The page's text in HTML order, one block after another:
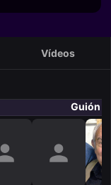
Vídeos
Guión